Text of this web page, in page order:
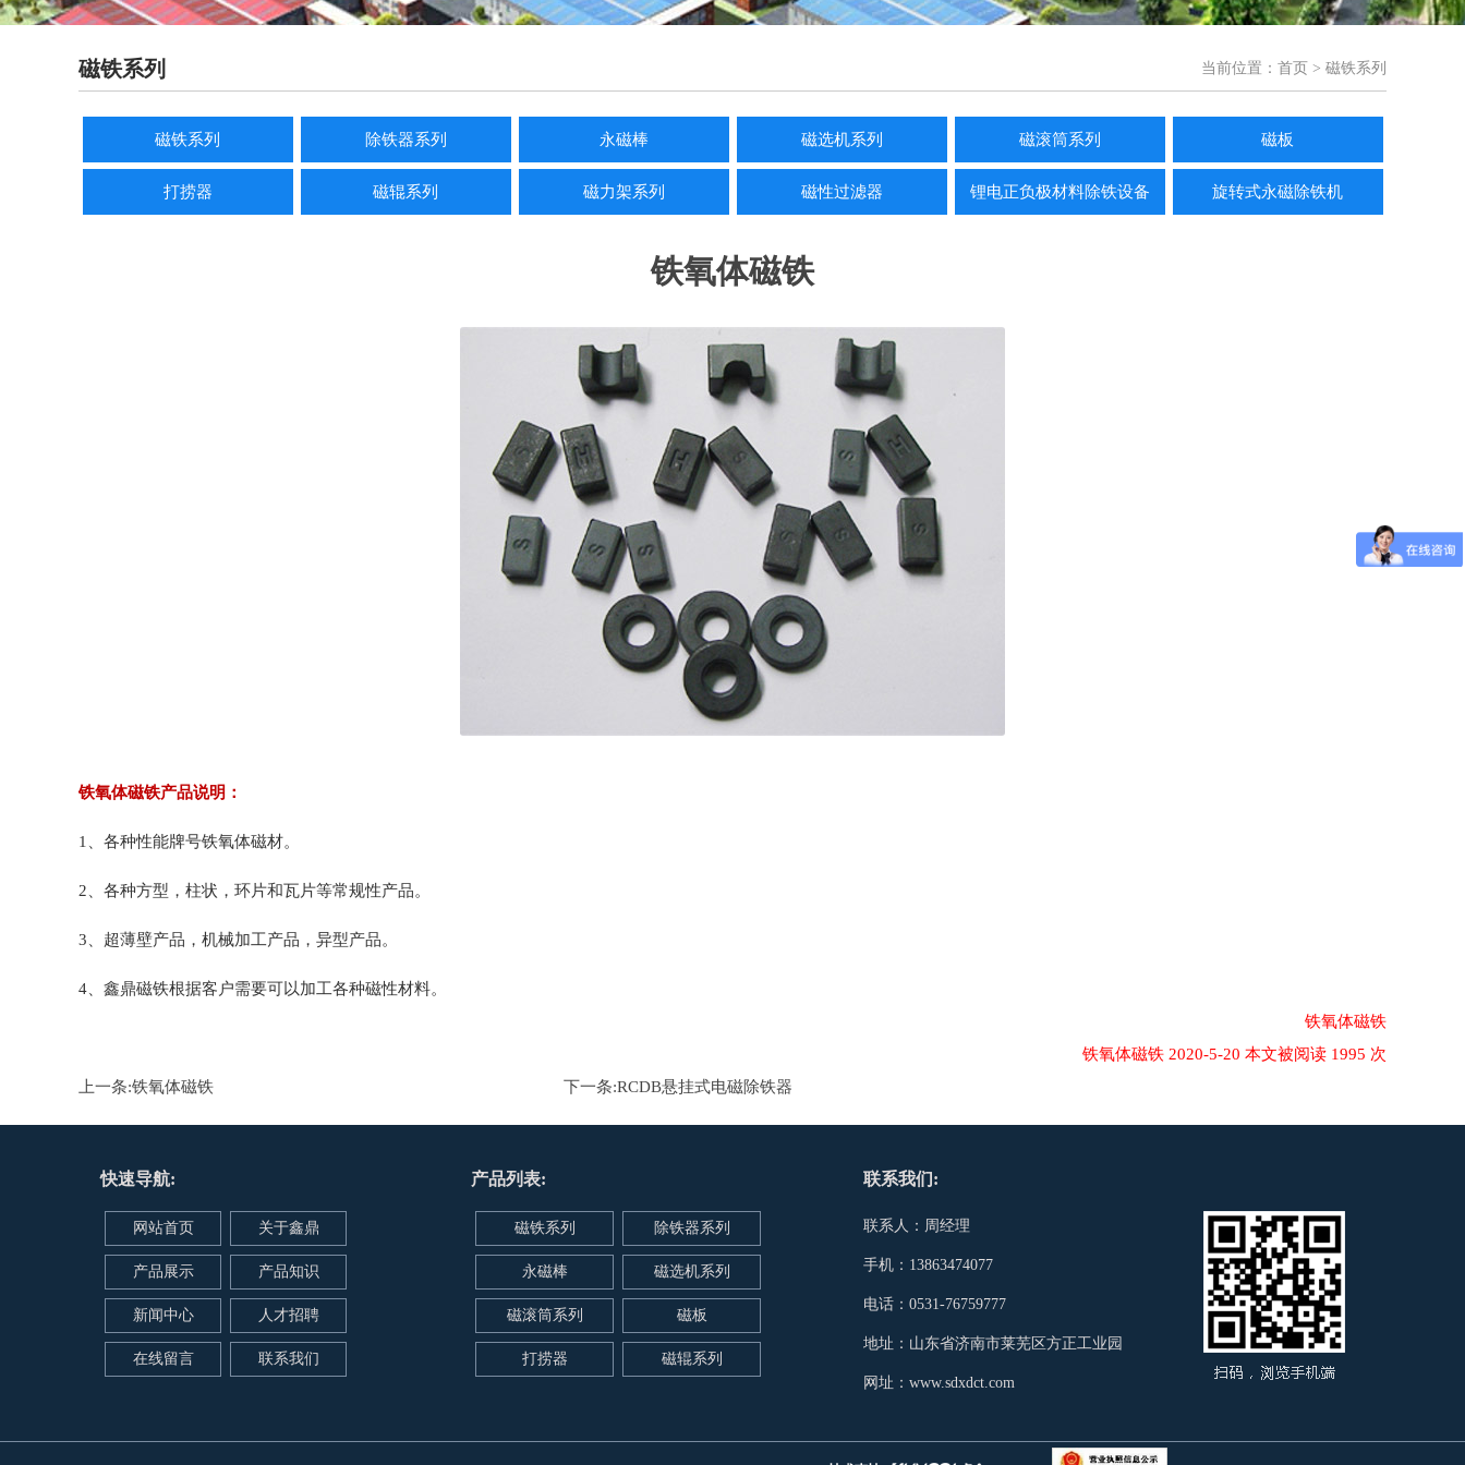
磁铁系列 当前位置： 首页 > 磁铁系列
磁铁系列 除铁器系列 永磁棒 磁选机系列 磁滚筒系列 磁板
打捞器 磁辊系列 磁力架系列 磁性过滤器 锂电正负极材料除铁设备 旋转式永磁除铁机
铁氧体磁铁
铁氧体磁铁产品说明：
1、各种性能牌号铁氧体磁材。
2、各种方型，柱状，环片和瓦片等常规性产品。
3、超薄壁产品，机械加工产品，异型产品。
4、鑫鼎磁铁根据客户需要可以加工各种磁性材料。
铁氧体磁铁
铁氧体磁铁 2020-5-20 本文被阅读 1995 次
上一条:铁氧体磁铁 下一条:RCDB悬挂式电磁除铁器
快速导航:
网站首页 关于鑫鼎
产品展示 产品知识
新闻中心 人才招聘
在线留言 联系我们
产品列表:
磁铁系列 除铁器系列
永磁棒 磁选机系列
磁滚筒系列 磁板
打捞器 磁辊系列
联系我们:
联系人：周经理
手机：13863474077
电话：0531-76759777
地址：山东省济南市莱芜区方正工业园
网址：www.sdxdct.com